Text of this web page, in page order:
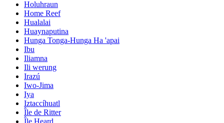
Holuhraun
Home Reef
Hualalai
Huaynaputina
Hunga Tonga-Hunga Ha 'apai
Ibu
Iliamna
Ili werung
Irazú
Iwo-Jima
Iya
Iztaccíhuatl
Île de Ritter